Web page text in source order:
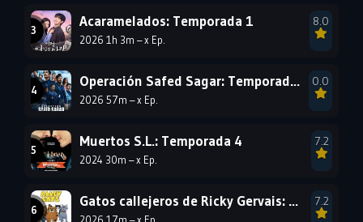
1990 1989
1987
1981
Acaramelados: Temporada 1
2026 1h 3m – x Ep.
8.0
Operación Safed Sagar: Temporada 1
2026 57m – x Ep.
0.0
Muertos S.L.: Temporada 4
2024 30m – x Ep.
7.2
Gatos callejeros de Ricky Gervais: Temporada 1 7.2